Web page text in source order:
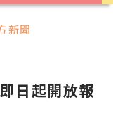
新聞
日起開放報